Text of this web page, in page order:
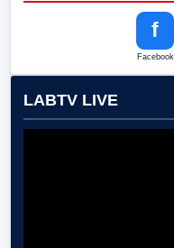
f
Facebook
LABTV LIVE